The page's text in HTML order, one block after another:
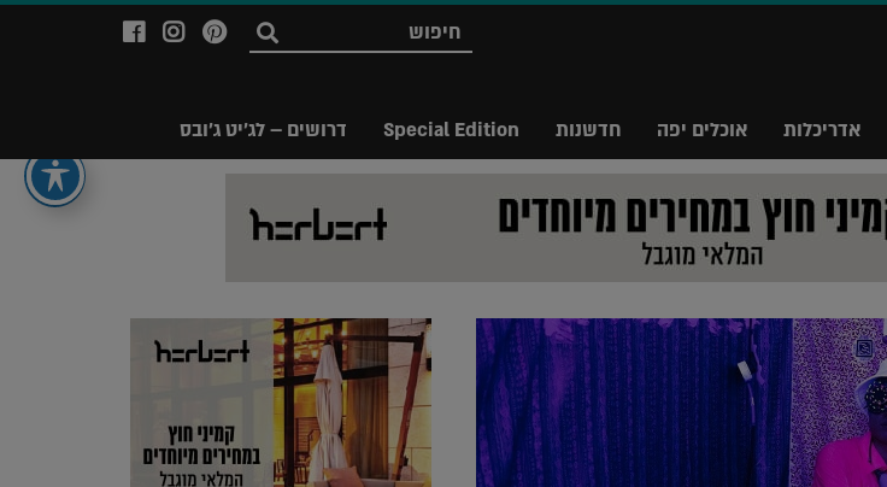
אדריכלות אוכלים יפה חדשנות Special Edition דרושים – לג'יט ג'ובס
חפש
לעמוד
של
לעמוד
לג'יט
Legit